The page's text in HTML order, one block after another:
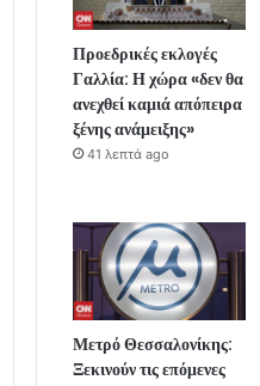
Προεδρικές εκλογές
Γαλλία: Η χώρα «δεν θα
ανεχθεί καμιά απόπειρα
ξένης ανάμειξης»
41 λεπτά ago
Μετρό Θεσσαλονίκης:
Ξεκινούν τις επόμενες